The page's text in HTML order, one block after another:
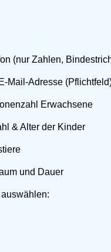
(nur Zahlen,
Mail-Adresse
Erwachsene
& Alter der Kinder
und Dauer
auswählen: